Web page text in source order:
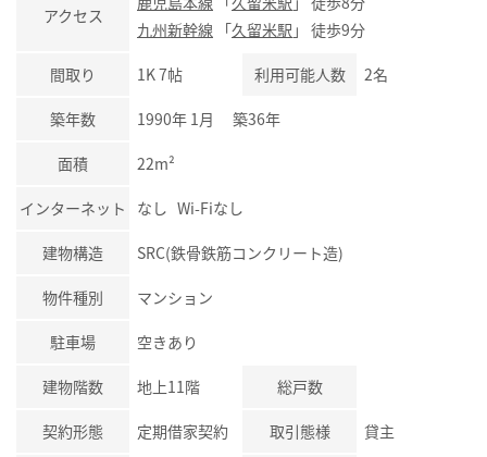
アクセス
九州新幹線 「久留米駅 」 徒歩9分
間取り 1K 7帖 利用可能人数 2名
築年数 1990年 1月 築36年
面積 22m²
インターネット なし Wi-Fiなし
建物構造 SRC(鉄骨鉄筋コンクリート造)
物件種別 マンション
駐車場 空きあり
建物階数 地上11階 総戸数
契約形態 定期借家契約 取引態様 貸主